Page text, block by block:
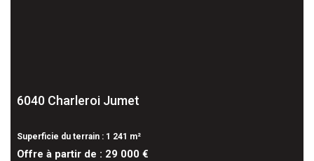
6040 Charleroi Jumet
Superficie du terrain : 1 241 m²
Offre à partir de : 29 000 €